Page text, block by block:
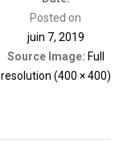
Posted on
juin 7, 2019
Source Image: Full
resolution (400 × 400)